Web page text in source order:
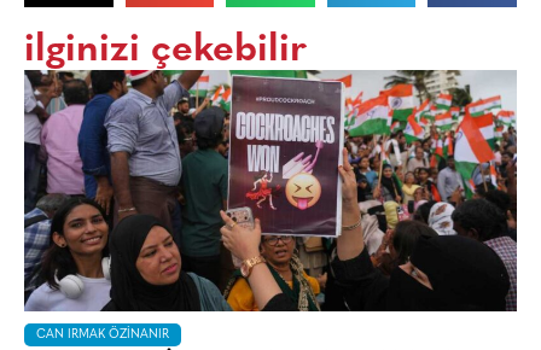
ilginizi çekebilir
CAN IRMAK ÖZINANIR